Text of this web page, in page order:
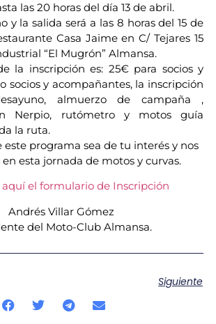
las 20 horas del día 13 de abril.
y la salida será a las 8 horas del 15 de
Casa Jaime en C/ Tejares 15
“El Mugrón” Almansa.
la inscripción es: 25€ para socios y
socios y acompañantes, la inscripción
almuerzo de campaña ,
Nerpio, rutómetro y motos guía
la ruta.
este programa sea de tu interés y nos
esta jornada de motos y curvas.
aquí el formulario de Inscripción
Andrés Villar Gómez
del Moto-Club Almansa.
Siguiente